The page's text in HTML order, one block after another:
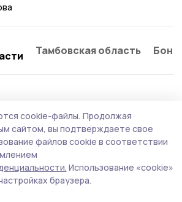
Тамбовская область
округе обучает
пропитание (видео)
видеозаписью с фотоловушки,
лакомятся солью.
cookie-файлы. Продолжая
сайтом, вы подтверждаете свое
файлов cookie в соответствии
Использование «cookie»
браузера.